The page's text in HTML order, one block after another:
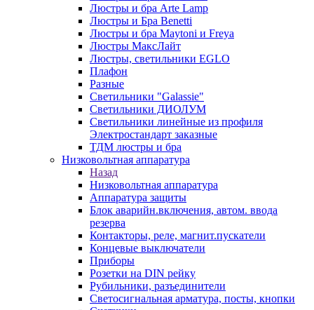
Люстры и бра Arte Lamp
Люстры и Бра Benetti
Люстры и бра Maytoni и Freya
Люстры МаксЛайт
Люстры, светильники EGLO
Плафон
Разные
Светильники "Galassie"
Светильники ДИОЛУМ
Светильники линейные из профиля
Электростандарт заказные
ТДМ люстры и бра
Низковольтная аппаратура
Назад
Низковольтная аппаратура
Аппаратура защиты
Блок аварийн.включения, автом. ввода
резерва
Контакторы, реле, магнит.пускатели
Концевые выключатели
Приборы
Розетки на DIN рейку
Рубильники, разъединители
Светосигнальная арматура, посты, кнопки